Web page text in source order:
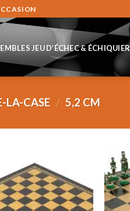
JEU D’ÉCHEC & ÉCHIQUIER
LA-CASE / 5,2 CM